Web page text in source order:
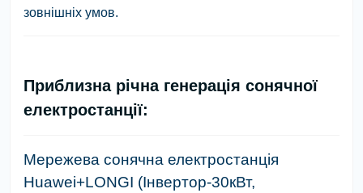
зовнішніх умов.
Приблизна річна генерація сонячної
електростанції:
Мережева сонячна електростанція
Huawei+LONGI (Інвертор-30кВт,